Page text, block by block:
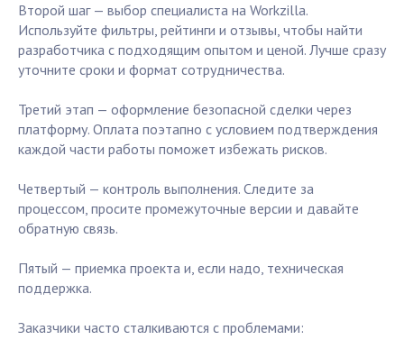
Второй шаг — выбор специалиста на Workzilla.
Используйте фильтры, рейтинги и отзывы, чтобы найти
разработчика с подходящим опытом и ценой. Лучше сразу
уточните сроки и формат сотрудничества.
Третий этап — оформление безопасной сделки через
платформу. Оплата поэтапно с условием подтверждения
каждой части работы поможет избежать рисков.
Четвертый — контроль выполнения. Следите за
процессом, просите промежуточные версии и давайте
обратную связь.
Пятый — приемка проекта и, если надо, техническая
поддержка.
Заказчики часто сталкиваются с проблемами: